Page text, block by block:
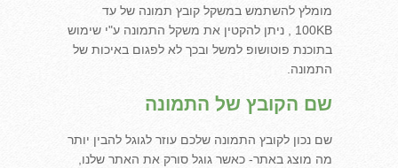
מומלץ להשתמש במשקל קובץ תמונה של עד
100KB , ניתן להקטין את משקל התמונה ע"י שימוש
בתוכנת פוטושופ למשל ובכך לא לפגום באיכות של
התמונה.
שם הקובץ של התמונה
שם נכון לקובץ התמונה שלכם עוזר לגוגל להבין יותר
מה מוצג באתר- כאשר גוגל סורק את האתר שלנו,